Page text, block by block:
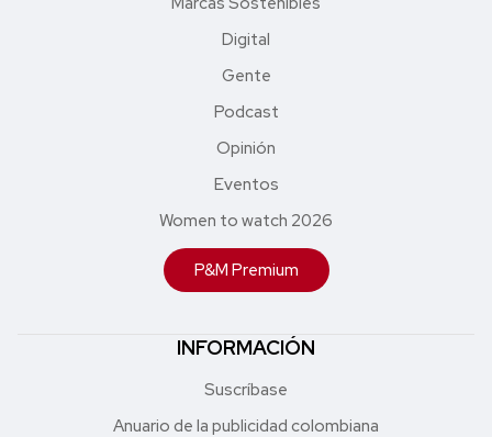
Digital
Gente
Podcast
Opinión
Eventos
Women to watch 2026
P&M Premium
INFORMACIÓN
Suscríbase
Anuario de la publicidad colombiana